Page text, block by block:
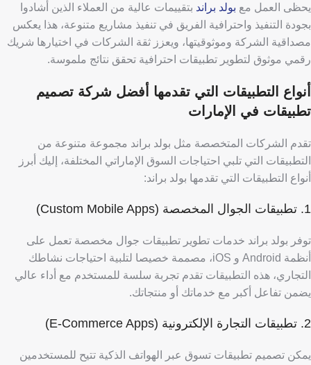
يحظى العمل مع بولد براند بتقييمات عالية من العملاء الذين أشادوا
بجودة التنفيذ واحترافية الفريق في تنفيذ مشاريع متنوعة، هذا يعكس
مصداقية الشركة وموثوقيتها، ويعزز ثقة الشركات في اختيارها شريك
رقمي موثوق لتطوير تطبيقات احترافية تحقق نتائج ملموسة.
أنواع التطبيقات التي تقدمها أفضل شركة تصميم
تطبيقات في الإمارات
تقدم الشركات المتخصصة مثل بولد براند مجموعة متنوعة من
التطبيقات التي تلبي احتياجات السوق الإماراتي المختلفة، إليك أبرز
أنواع التطبيقات التي تقدمها بولد براند:
1. تطبيقات الجوال المخصصة (Custom Mobile Apps)
توفر بولد براند خدمات تطوير تطبيقات جوال مخصصة تعمل على
أنظمة Android و iOS، مصممة خصيصا لتلبية احتياجات نشاطك
التجاري، هذه التطبيقات تقدم تجربة سلسة للمستخدم مع أداء عالي
يضمن تفاعل أكبر مع خدماتك أو منتجاتك.
2. تطبيقات التجارة الإلكترونية (E‑Commerce Apps)
يمكن تصميم تطبيقات تسوق عبر الهواتف الذكية تتيح للمستخدمين